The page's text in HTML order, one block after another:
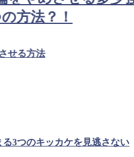
方法？！
せる方法